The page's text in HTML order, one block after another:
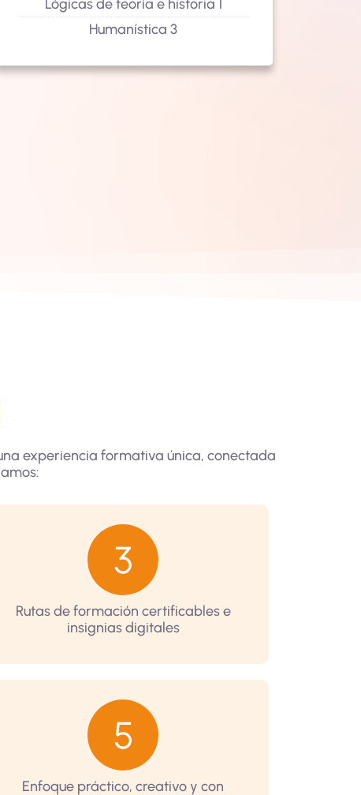
Lógicas de teoría e historia 1
Humanística 3
experiencia formativa única, conectada
Rutas de formación certificables e
insignias digitales
Enfoque práctico, creativo y con